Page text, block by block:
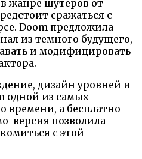
жанре шутеров от
сражаться с
Doom предложила
из темного будущего,
и модифицировать
дизайн уровней и
одной из самых
времени, а бесплатно
версия позволила
с этой